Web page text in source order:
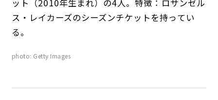
ット（2010年生まれ）の4人。特徴：ロサンゼル
ス・レイカーズのシーズンチケットを持ってい
る。
photo: Getty Images